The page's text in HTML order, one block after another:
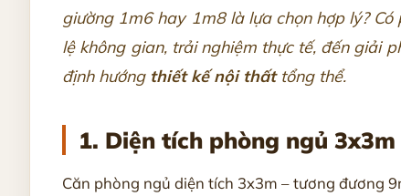
giường 1m6 hay 1m8 là lựa chọn hợp lý?
lệ không gian, trải nghiệm thực tế, đến giải
định hướng thiết kế nội thấttổng thể.
1. Diện tích phòng ngủ
Căn phòng ngủ diện tích 3x3m – tương đương